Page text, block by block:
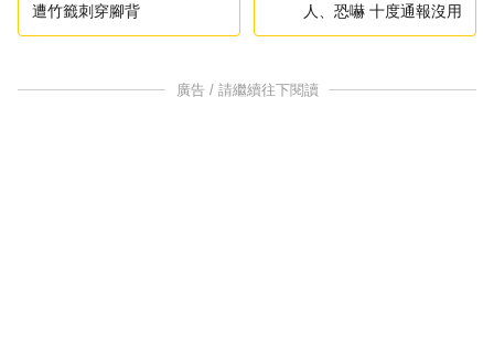
遭竹籤刺穿腳背
人、恐嚇 十度通報沒用
廣告 / 請繼續往下閱讀